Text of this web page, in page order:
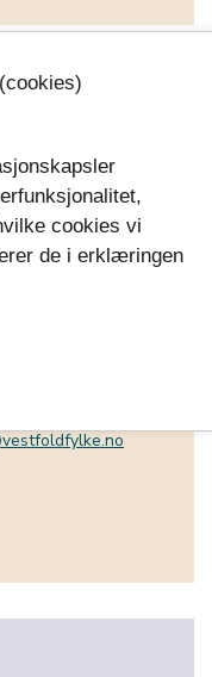
(Sp)
cookies vi
de i erklæringen